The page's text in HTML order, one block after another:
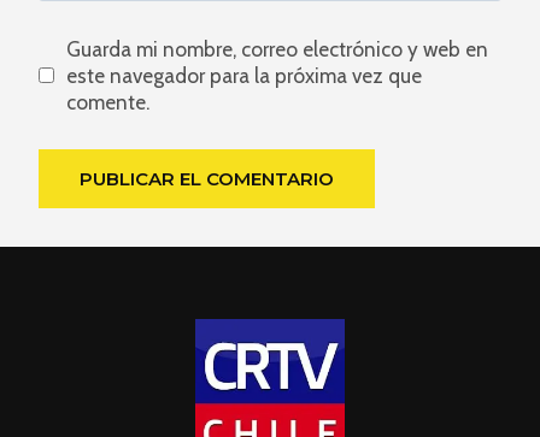
Guarda mi nombre, correo electrónico y web en
este navegador para la próxima vez que
comente.